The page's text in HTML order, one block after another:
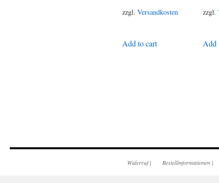
zzgl. Versandkosten
Add to cart
zzgl.
Add
Widerruf| Bestellinformationen |